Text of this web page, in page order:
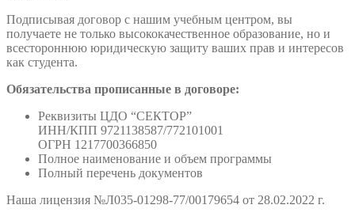
Подписывая договор с нашим учебным центром, вы
получаете не только высококачественное образование, но и
всестороннюю юридическую защиту ваших прав и интересов
как студента.
Обязательства прописанные в договоре:
Реквизиты ЦДО “СЕКТОР”
ИНН/КПП 9721138587/772101001
ОГРН 1217700366850
Полное наименование и объем программы
Полный перечень документов
Наша лицензия №Л035-01298-77/00179654 от 28.02.2022 г.